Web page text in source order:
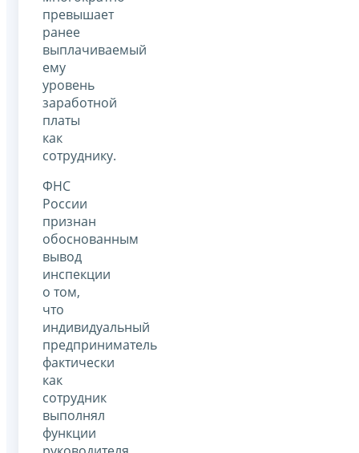
превышает
ранее
выплачиваемый
ему
уровень
заработной
платы
как
сотруднику.
ФНС
России
признан
обоснованным
вывод
инспекции
о том,
что
индивидуальный
предприниматель
фактически
как
сотрудник
выполнял
функции